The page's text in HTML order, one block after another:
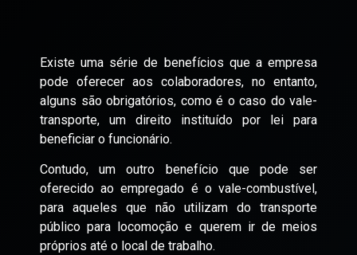
Existe uma série de benefícios que a empresa
pode oferecer aos colaboradores, no entanto,
alguns são obrigatórios, como é o caso do vale-
transporte, um direito instituído por lei para
beneficiar o funcionário.
Contudo, um outro benefício que pode ser
oferecido ao empregado é o vale-combustível,
para aqueles que não utilizam do transporte
público para locomoção e querem ir de meios
próprios até o local de trabalho.